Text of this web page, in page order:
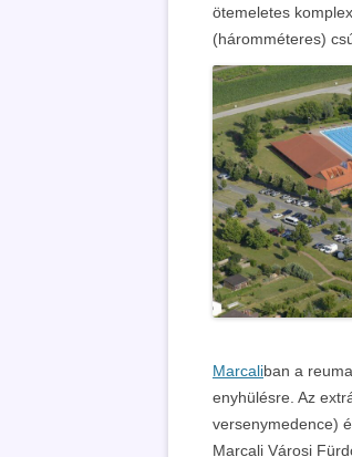
ötemeletes
(háromméteres)
Marcaliban a
enyhülésre. Az
versenymedence)
Marcali Városi